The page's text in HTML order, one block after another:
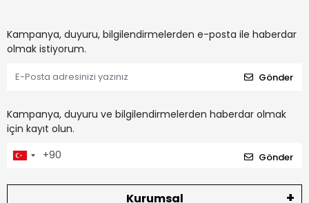
Kampanya, duyuru, bilgilendirmelerden e-posta ile haberdar
olmak istiyorum.
Gönder
Kampanya, duyuru ve bilgilendirmelerden haberdar olmak
için kayıt olun.
Gönder
Kurumsal